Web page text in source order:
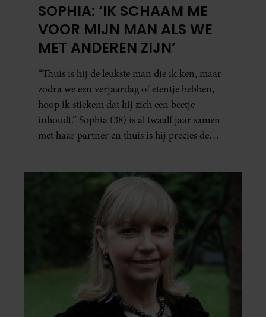
SOPHIA: ‘IK SCHAAM ME
VOOR MIJN MAN ALS WE
MET ANDEREN ZIJN’
“Thuis is hij de leukste man die ik ken, maar
zodra we een verjaardag of etentje hebben,
hoop ik stiekem dat hij zich een beetje
inhoudt.” Sophia (38) is al twaalf jaar samen
met haar partner en thuis is hij precies de
vaker schaamt zodra ze samen onder de